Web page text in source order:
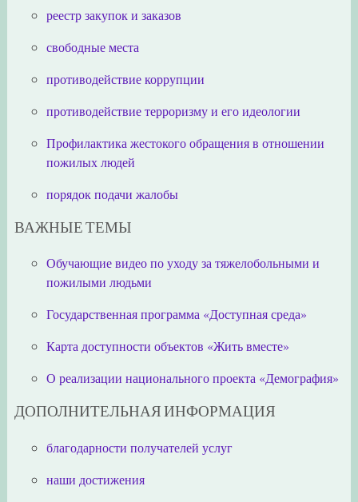
реестр закупок и заказов
свободные места
противодействие коррупции
противодействие терроризму и его идеологии
Профилактика жестокого обращения в отношении
пожилых людей
порядок подачи жалобы
ВАЖНЫЕ ТЕМЫ
Обучающие видео по уходу за тяжелобольными и
пожилыми людьми
Государственная программа «Доступная среда»
Карта доступности объектов «Жить вместе»
О реализации национального проекта «Демография»
ДОПОЛНИТЕЛЬНАЯ ИНФОРМАЦИЯ
благодарности получателей услуг
наши достижения